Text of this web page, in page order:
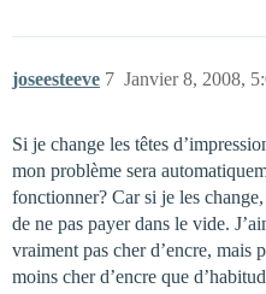
joseesteeve Janvier 8, 2008,
7
Si je change les têtes
mon problème sera
fonctionner? Car si je les
de ne pas payer dans le vide.
vraiment pas cher d’encre, mais
moins cher d’encre que